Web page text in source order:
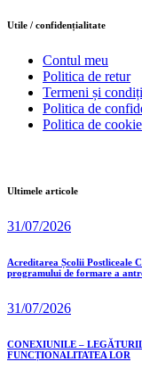
Utile / confidențialitate
Contul meu
Politica de retur
Termeni și
Politica de
Politica de
Ultimele articole
31/07/2026
Acreditarea Școlii Postliceale
programului de formare a
31/07/2026
CONEXIUNILE –
FUNCȚIONALITATEA LOR